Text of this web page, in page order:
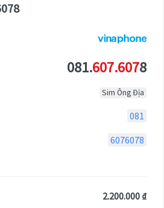
081.607.6078
Sim Ông Địa
081
6076078
2.200.000 ₫